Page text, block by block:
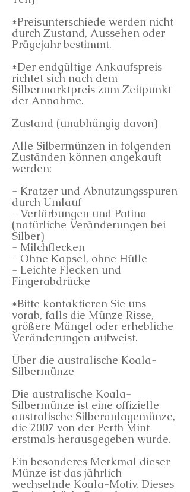
*Preisunterschiede werden nicht
durch Zustand, Aussehen oder
Prägejahr bestimmt.
*Der endgültige Ankaufspreis
richtet sich nach dem
Silbermarktpreis zum Zeitpunkt
der Annahme.
Zustand (unabhängig davon)
Alle Silbermünzen in folgenden
Zuständen können angekauft
werden:
- Kratzer und Abnutzungsspuren
durch Umlauf
- Verfärbungen und Patina
(natürliche Veränderungen bei
Silber)
- Milchflecken
- Ohne Kapsel, ohne Hülle
- Leichte Flecken und
Fingerabdrücke
*Bitte kontaktieren Sie uns
vorab, falls die Münze Risse,
größere Mängel oder erhebliche
Veränderungen aufweist.
Über die australische Koala-
Silbermünze
Die australische Koala-
Silbermünze ist eine offizielle
australische Silberanlagemünze,
die 2007 von der Perth Mint
erstmals herausgegeben wurde.
Ein besonderes Merkmal dieser
Münze ist das jährlich
wechselnde Koala-Motiv. Dieses